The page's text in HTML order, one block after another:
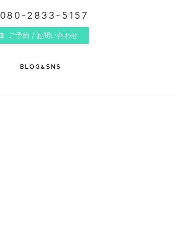
080-2833-5157
ご予約 / お問い合わせ
BLOG & SNS